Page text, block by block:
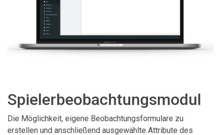
Spielerbeobachtungsmodul
Die Möglichkeit, eigene Beobachtungsformulare zu
erstellen und anschließend ausgewählte Attribute des